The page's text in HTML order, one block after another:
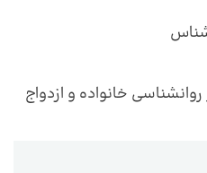
خانواده و ازدواج